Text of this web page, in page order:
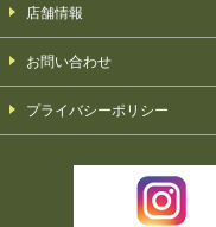
店舗情報
お問い合わせ
プライバシーポリシー